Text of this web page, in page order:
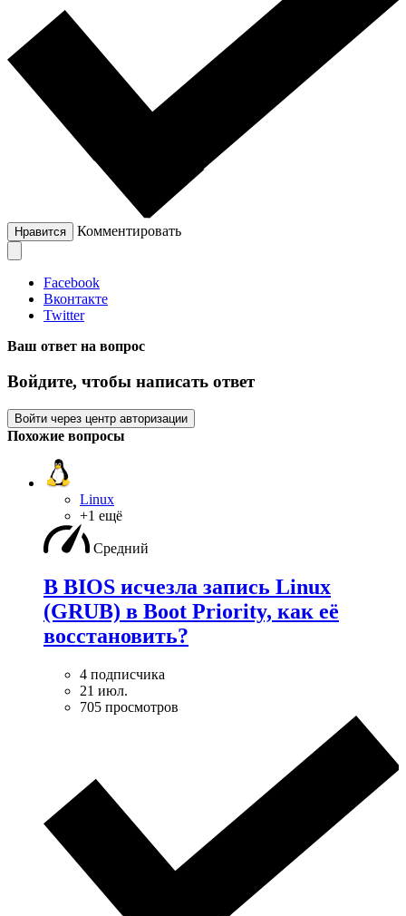
Нравится Комментировать
Facebook
Вконтакте
Twitter
Ваш ответ на вопрос
Войдите, чтобы написать ответ
Войти через центр авторизации
Похожие вопросы
Linux
+1 ещё
Средний
В BIOS исчезла запись Linux
(GRUB) в Boot Priority, как её
восстановить?
4 подписчика
21 июл.
705 просмотров